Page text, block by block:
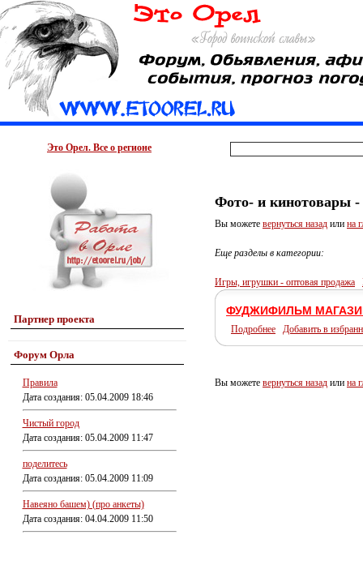
Это Орел. Все о регионе
Партнер проекта
Форум Орла
Правила
Дата создания: 05.04.2009 18:46
Чистый город
Дата создания: 05.04.2009 11:47
поделитесь
Дата создания: 05.04.2009 11:09
Навеяно башем) (про анкеты)
Дата создания: 04.04.2009 11:50
Фото- и кинотовары -
Вы можете вернуться назад или на
Еще разделы в категории:
Игры, игрушки - оптовая продажа
ФУДЖИФИЛЬМ
Подробнее Добавить в
Вы можете вернуться назад или на